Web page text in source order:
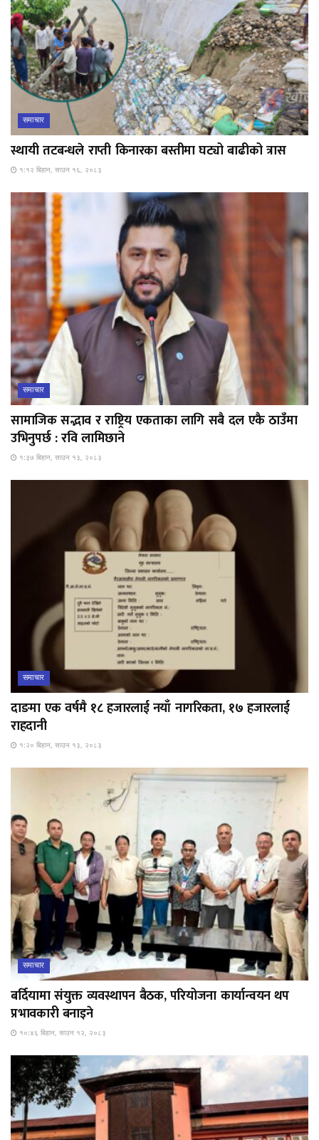
समाचार
स्थायी तटबन्धले राप्ती किनारका बस्तीमा घट्यो बाढीको त्रास
१:१२ बिहान, साउन १६, २०८३
समाचार
सामाजिक सद्भाव र राष्ट्रिय एकताका लागि सबै दल एकै ठाउँमा
उभिनुपर्छ : रवि लामिछाने
१:३७ बिहान, साउन १३, २०८३
समाचार
दाङमा एक वर्षमै १८ हजारलाई नयाँ नागरिकता, १७ हजारलाई
राहदानी
१:२० बिहान, साउन १३, २०८३
समाचार
बर्दियामा संयुक्त व्यवस्थापन बैठक, परियोजना कार्यान्वयन थप
प्रभावकारी बनाइने
१०:४६ बिहान, साउन १२, २०८३